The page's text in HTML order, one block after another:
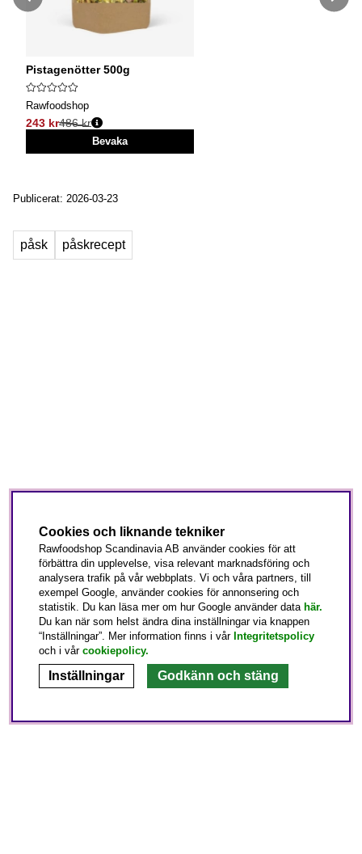
Pistagenötter 500g
Rawfoodshop
243 kr
Ordinarie pris:
486 kr
Bevaka
Publicerat: 2026-03-23
påsk påskrecept
Cookies och liknande tekniker
Rawfoodshop Scandinavia AB använder cookies för att
förbättra din upplevelse, visa relevant marknadsföring och
analysera trafik på vår webbplats. Vi och våra partners, till
exempel Google, använder cookies för annonsering och
statistik. Du kan läsa mer om hur Google använder data här.
Du kan när som helst ändra dina inställningar via knappen
“Inställningar”. Mer information finns i vår Integritetspolicy
och i vår cookiepolicy.
Inställningar Godkänn och stäng